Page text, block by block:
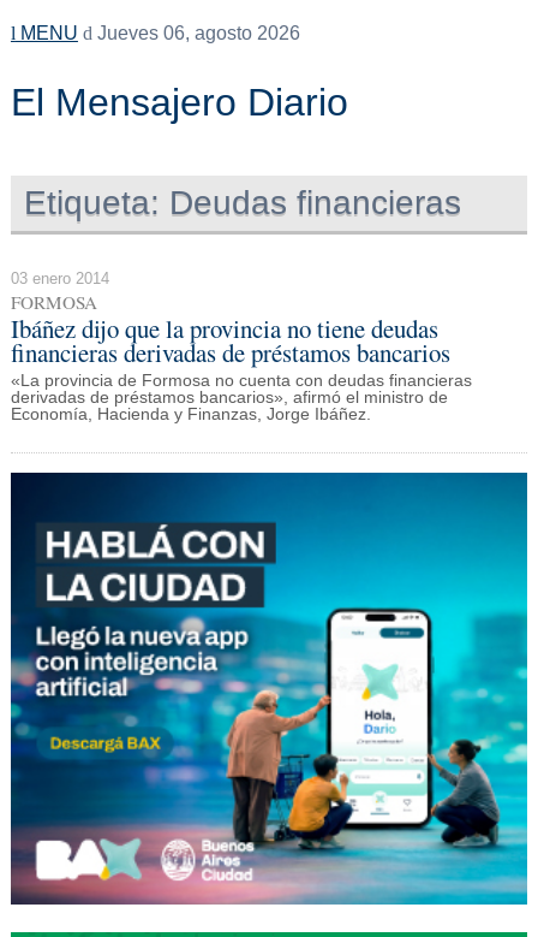
MENU Jueves 06, agosto 2026
El Mensajero Diario
Etiqueta: Deudas financieras
03 enero 2014
FORMOSA
Ibáñez dijo que la provincia no tiene deudas
financieras derivadas de préstamos bancarios
«La provincia de Formosa no cuenta con deudas financieras
derivadas de préstamos bancarios», afirmó el ministro de
Economía, Hacienda y Finanzas, Jorge Ibáñez.